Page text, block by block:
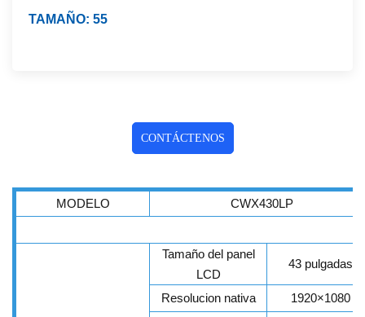
TAMAÑO: 55
CONTÁCTENOS
MODELO CWX430LP
Tamaño del panel
LCD
43 pulgadas
Resolucion nativa
1920×1080